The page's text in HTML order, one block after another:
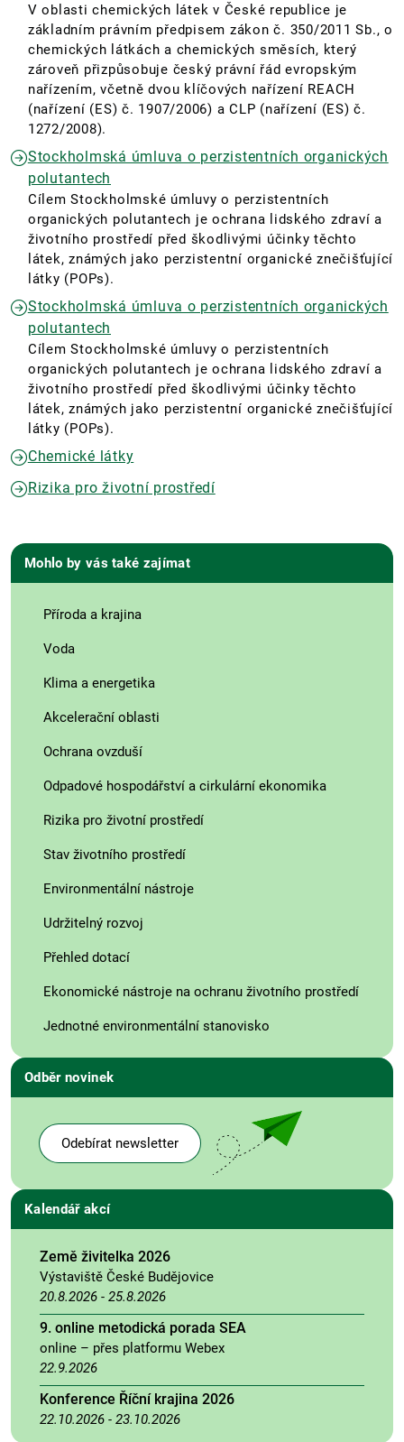
V oblasti chemických látek v České republice je
základním právním předpisem zákon č. 350/2011 Sb., o
chemických látkách a chemických směsích, který
zároveň přizpůsobuje český právní řád evropským
nařízením, včetně dvou klíčových nařízení REACH
(nařízení (ES) č. 1907/2006) a CLP (nařízení (ES) č.
1272/2008).
Stockholmská úmluva o perzistentních organických
polutantech
Cílem Stockholmské úmluvy o perzistentních
organických polutantech je ochrana lidského zdraví a
životního prostředí před škodlivými účinky těchto
látek, známých jako perzistentní organické znečišťující
látky (POPs).
Stockholmská úmluva o perzistentních organických
polutantech
Cílem Stockholmské úmluvy o perzistentních
organických polutantech je ochrana lidského zdraví a
životního prostředí před škodlivými účinky těchto
látek, známých jako perzistentní organické znečišťující
látky (POPs).
Chemické látky
Rizika pro životní prostředí
Mohlo by vás také zajímat
Příroda a krajina
Voda
Klima a energetika
Akcelerační oblasti
Ochrana ovzduší
Odpadové hospodářství a cirkulární ekonomika
Rizika pro životní prostředí
Stav životního prostředí
Environmentální nástroje
Udržitelný rozvoj
Přehled dotací
Ekonomické nástroje na ochranu životního prostředí
Jednotné environmentální stanovisko
Odběr novinek
Odebírat newsletter
Kalendář akcí
Země živitelka 2026
Výstaviště České Budějovice
20.8.2026 - 25.8.2026
9. online metodická porada SEA
online – přes platformu Webex
22.9.2026
Konference Říční krajina 2026
22.10.2026 - 23.10.2026